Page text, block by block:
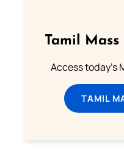
Tamil Mass
Access today's
TAMIL